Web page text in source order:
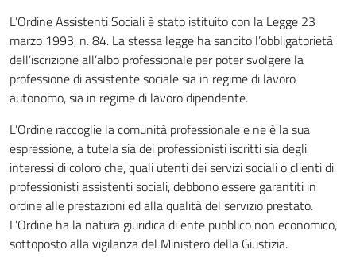
L’Ordine Assistenti Sociali è stato istituito con la Legge 23
marzo 1993, n. 84. La stessa legge ha sancito l’obbligatorietà
dell’iscrizione all’albo professionale per poter svolgere la
professione di assistente sociale sia in regime di lavoro
autonomo, sia in regime di lavoro dipendente.
L’Ordine raccoglie la comunità professionale e ne è la sua
espressione, a tutela sia dei professionisti iscritti sia degli
interessi di coloro che, quali utenti dei servizi sociali o clienti di
professionisti assistenti sociali, debbono essere garantiti in
ordine alle prestazioni ed alla qualità del servizio prestato.
L’Ordine ha la natura giuridica di ente pubblico non economico,
sottoposto alla vigilanza del Ministero della Giustizia.